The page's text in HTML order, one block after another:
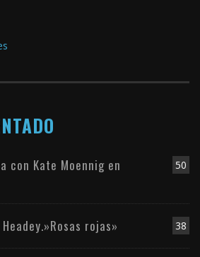
50
con Kate Moennig en
38
rojas»